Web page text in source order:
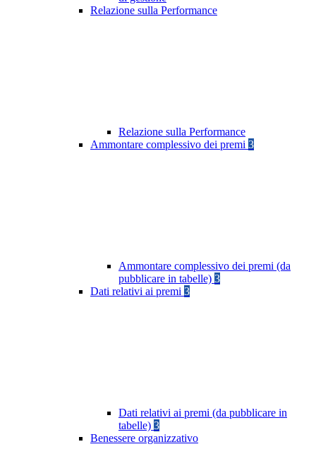
Relazione sulla Performance
Relazione sulla Performance
Ammontare complessivo dei premi 3
Ammontare complessivo dei premi (da
pubblicare in tabelle) 3
Dati relativi ai premi 3
Dati relativi ai premi (da pubblicare in
tabelle) 3
Benessere organizzativo